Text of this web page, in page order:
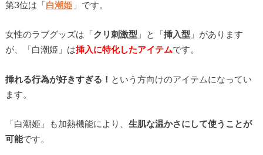
第3位は「白潮姫 」です。
女性のラブグッズは「クリ刺激型 」と「挿入型 」があります
が、「白潮姫」は挿入に特化したアイテムです。
挿れる行為が好きすぎる！ という方向けのアイテムになってい
ます。
「白潮姫」も加熱機能により、 生肌な温かさにして使うことが
可能です。